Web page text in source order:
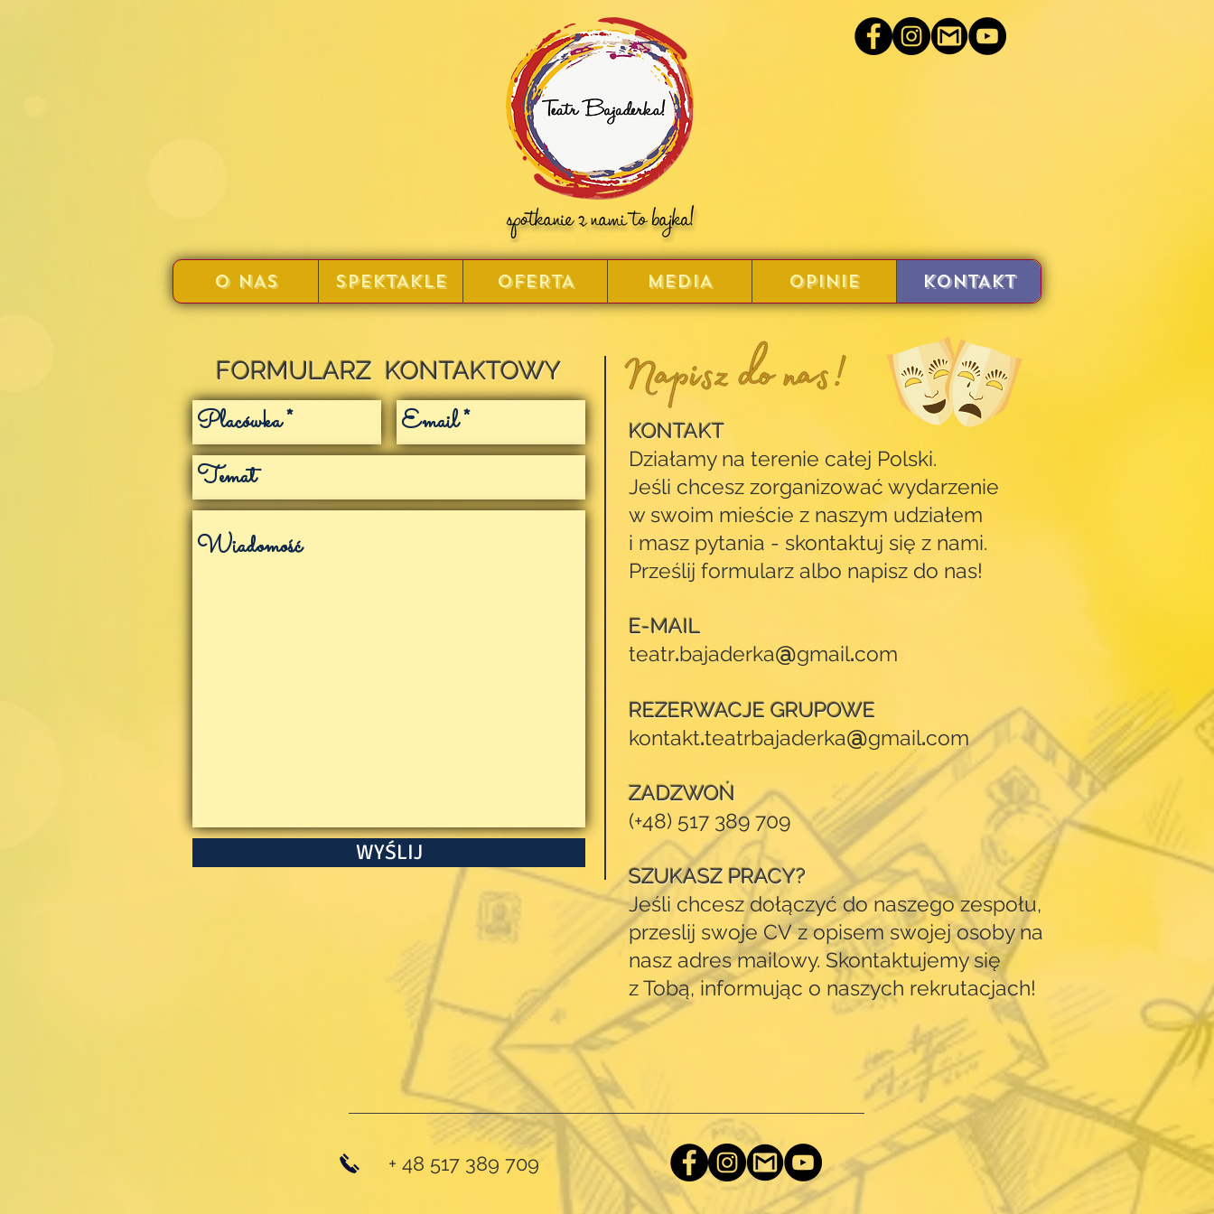
O NAS SPEKTAKLE OFERTA MEDIA OPINIE KONTAKT
FORMULARZ KONTAKTOWY
WYŚLIJ
KONTAKT
Działamy na terenie całej Polski.
Jeśli chcesz zorganizować wydarzenie
w swoim mieście z naszym udziałem
i masz pytania - skontaktuj się z nami.
Prześlij formularz albo napisz do nas!
E-MAIL
teatr.bajaderka@gmail.com
REZERWACJE GRUPOWE
kontakt.teatrbajaderka@gmail.com
ZADZWOŃ
(+48) 517 389 709
SZUKASZ PRACY?
Jeśli chcesz dołączyć do naszego zespołu,
przeslij swojeCV z opisem swojej osoby na
nasz adres mailowy. Skontaktujemy się
z Tobą, informując o naszych rekrutacjach!
+ 48 517 389 709